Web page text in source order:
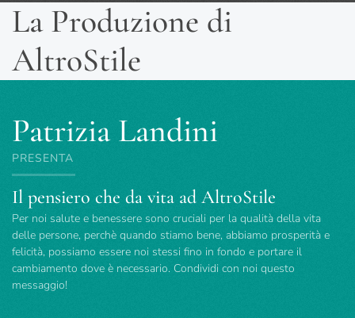
La Produzione di
AltroStile
Patrizia Landini
PRESENTA
Il pensiero che da vita ad AltroStile
Per noi salute e benessere sono cruciali per la qualità della vita
delle persone, perchè quando stiamo bene, abbiamo prosperità e
felicità, possiamo essere noi stessi fino in fondo e portare il
cambiamento dove è necessario. Condividi con noi questo
messaggio!